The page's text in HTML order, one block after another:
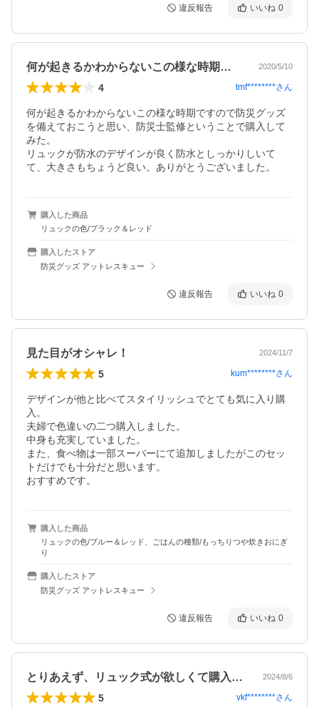
違反報告 いいね 0
何が起きるかわからないこの様な時期です… 2020/5/10
4 tmf********さん
何が起きるかわからないこの様な時期ですので防災グッズ
を備えておこうと思い、防災士監修ということで購入して
みた。
リュックが防水のデザインが良く防水としっかりしいて
て、大きさもちょうど良い。ありがとうございました。
購入した商品
リュックの色/ブラック＆レッド
購入したストア
防災グッズ アットレスキュー
違反報告 いいね 0
見た目がオシャレ！ 2024/11/7
5 kum********さん
デザインが他と比べてスタイリッシュでとても気に入り購
入。
夫婦で色違いの二つ購入しました。
中身も充実していました。
また、食べ物は一部スーパーにて追加しましたがこのセッ
トだけでも十分だと思います。
おすすめです。
購入した商品
リュックの色/ブルー＆レッド、ごはんの種類/もっちりつや炊きおにぎ
り
購入したストア
防災グッズ アットレスキュー
違反報告 いいね 0
とりあえず、リュック式が欲しくて購入し… 2024/8/6
5 vkf********さん